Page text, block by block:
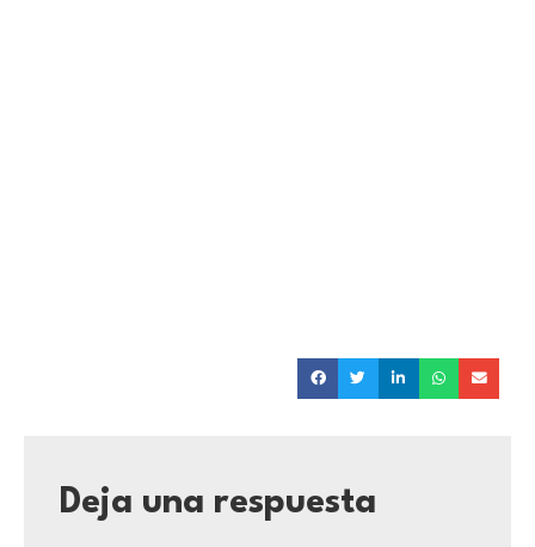
Deja una respuesta